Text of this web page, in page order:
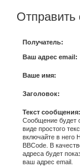
Получатель:
Ваш адрес email:
Ваше имя:
Заголовок:
Текст сообщения:
Сообщение будет
виде простого
включайте в него
BBCode. В
адреса будет
ваш адрес email.